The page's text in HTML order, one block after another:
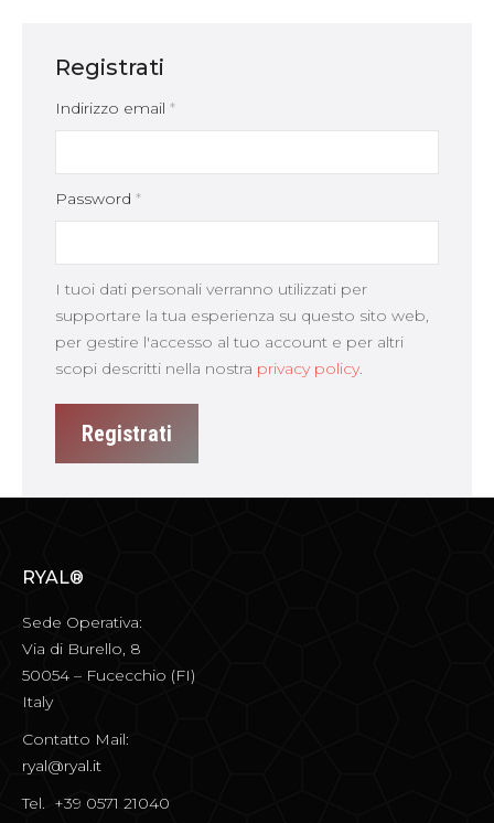
Registrati
Indirizzo email *
Password *
I tuoi dati personali verranno utilizzati per
supportare la tua esperienza su questo sito web,
per gestire l'accesso al tuo account e per altri
scopi descritti nella nostra privacy policy.
Registrati
RYAL®
Sede Operativa:
Via di Burello, 8
50054 – Fucecchio (FI)
Italy
Contatto Mail:
ryal@ryal.it
Tel. +39 0571 21040